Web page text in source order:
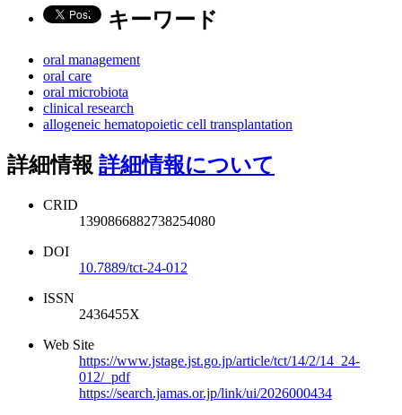
キーワード
oral management
oral care
oral microbiota
clinical research
allogeneic hematopoietic cell transplantation
詳細情報 詳細情報について
CRID
1390866882738254080
DOI
10.7889/tct-24-012
ISSN
2436455X
Web Site
https://www.jstage.jst.go.jp/article/tct/14/2/14_24-
012/_pdf
https://search.jamas.or.jp/link/ui/2026000434